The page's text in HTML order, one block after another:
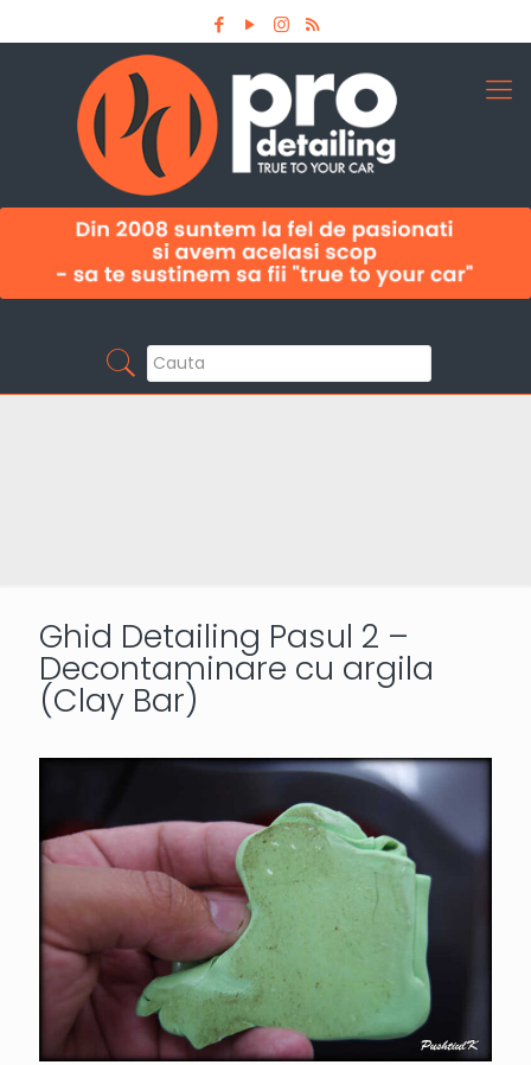
Ghid Detailing Pasul 2 –
Decontaminare cu argila
(Clay Bar)
Aboneaza-te la newsletter
Pro Detailing
Sunt primul care afla noutatile din domeniu la